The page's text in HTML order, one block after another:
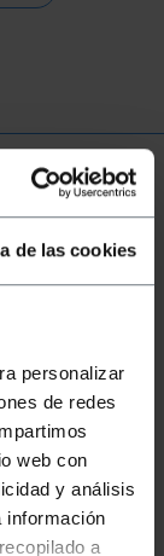
de las cookies
personalizar
de redes
web con
y análisis
información
a
reversible
i en
Cable
de
amb
que
a
encara
i 3.0V).